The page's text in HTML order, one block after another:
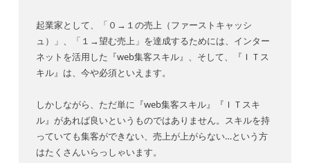
起業家として、「０→１の売上（ファーストキャッシ
ュ）」、「１→望む売上」を達成するためには、インター
ネットを活用した『web集客スキル』、そして、『ＩＴス
キル』は、今や必須といえます。
しかしながら、ただ単に『web集客スキル』『ＩＴスキ
ル』があれば良いというものではありません。スキルを持
っていても集客ができない、売上が上がらない…という方
はたくさんいらっしゃいます。